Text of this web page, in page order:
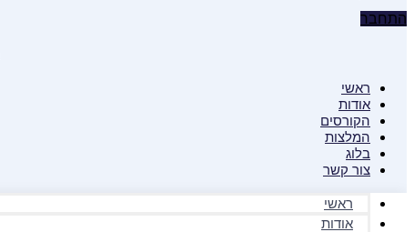
התחבר
ראשי
אודות
הקורסים
המלצות
בלוג
צור קשר
ראשי
אודות